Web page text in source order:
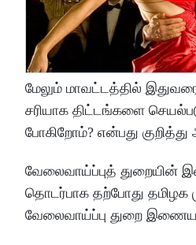
மேலும் மாவட்டத்தில்
சரியாக திட்டங்களை
போகிறோம்? என்பது
வேலைவாய்ப்புத் துறையின்
தொடர்பாக தற்போது தமிழக
வேலைவாய்ப்பு துறை இணைய